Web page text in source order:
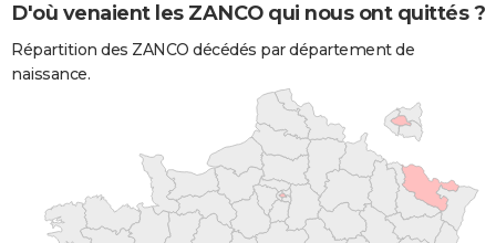
D'où venaient les ZANCO qui nous ont quittés ?
Répartition des ZANCO décédés par département de
naissance.